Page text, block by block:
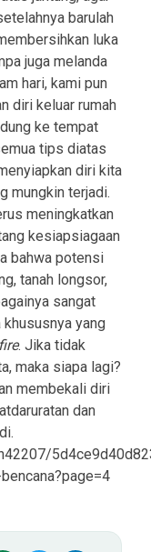
barulah
luka
juga melanda
hari, kami pun
diri keluar rumah
ke tempat
tips diatas
diri kita
mungkin terjadi.
meningkatkan
kesiapsiagaan
bahwa potensi
tanah longsor,
sangat
yang
. Jika tidak
maka siapa lagi?
membekali diri
dan